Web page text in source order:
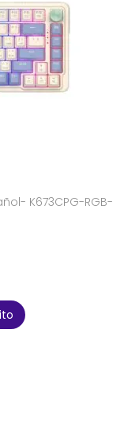
K673CPG-RGB-